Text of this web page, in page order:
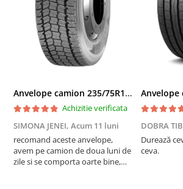
Anvelope camion 235/75R17.5 143/141J(144F) Westlake WDA2 TL M+S 3PMSF
Achizitie verificata
SIMONA JENEI, Acum 11 luni
recomand aceste anvelope,
avem pe camion de doua luni de
zile si se comporta oarte bine,
DOBRA
Durează
ceva.